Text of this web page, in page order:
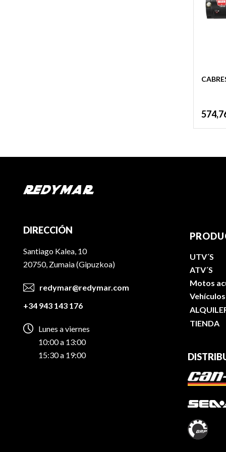
DIRECCIÓN
Santiago Kalea, 10
20750, Zumaia (Gipuzkoa)
redymar@redymar.com
+34 943 143 176
Lunes a viernes
10:00 a 13:00
15:30 a 19:00
UTV´S
ATV´S
Motos
TIENDA